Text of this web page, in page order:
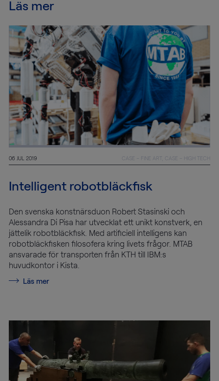
Läs mer
06 JUL 2019 CASE – FINE ART, CASE – HIGH TECH
Intelligent robotbläckfisk
Den svenska konstnärsduon Robert Stasinski och
Alessandra Di Pisa har utvecklat ett unikt konstverk, en
jättelik robotbläckfisk. Med artificiell intelligens kan
robotbläckfisken filosofera kring livets frågor. MTAB
ansvarade för transporten från KTH till IBM:s
huvudkontor i Kista.
Läs mer